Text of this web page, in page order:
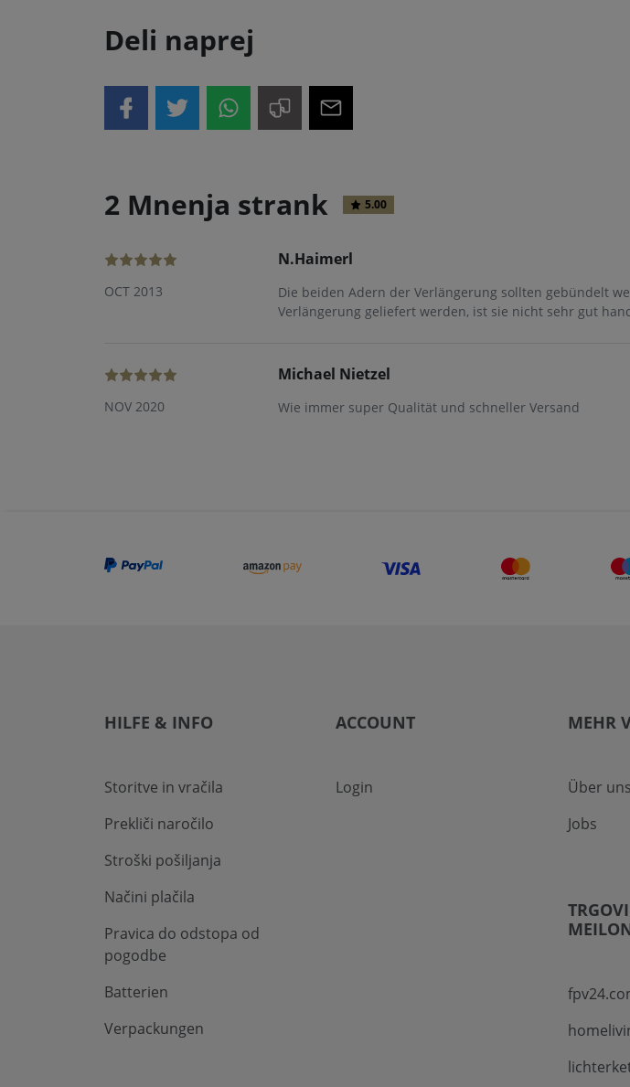
Deli naprej
2 Mnenja strank 5.00
OCT 2013
N.Haimerl
Die beiden Adern der Verlängerung sollten gebündelt
Verlängerung geliefert werden, ist sie nicht sehr gut
NOV 2020
Michael Nietzel
Wie immer super Qualität und schneller Versand
HILFE & INFO
Storitve in vračila
Prekliči naročilo
Stroški pošiljanja
Načini plačila
Pravica do odstopa od
pogodbe
Batterien
Verpackungen
ACCOUNT
Login
MEHR
Über uns
Jobs